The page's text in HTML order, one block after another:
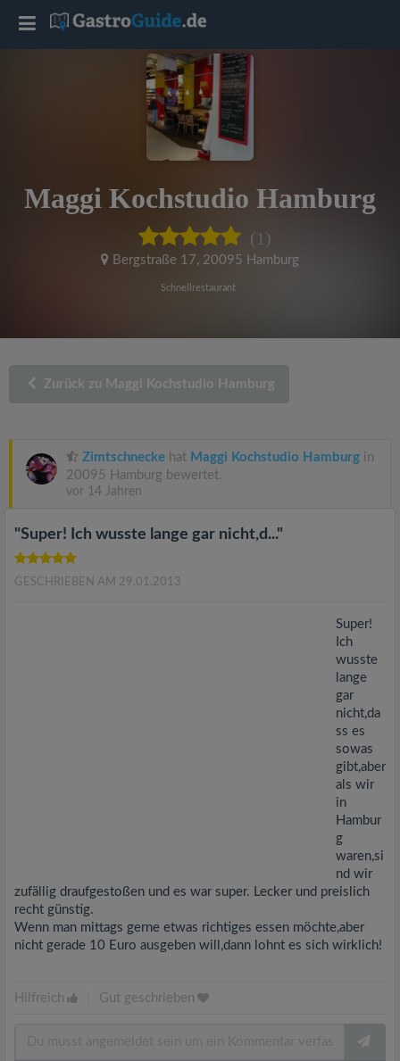
Maggi Kochstudio Hamburg
(1)
Bergstraße 17, 20095 Hamburg
Schnellrestaurant
Zurück zu Maggi Kochstudio Hamburg
Zimtschnecke hat Maggi Kochstudio Hamburg in
20095 Hamburg bewertet.
vor 14 Jahren
"Super! Ich wusste lange gar nicht,d..."
GESCHRIEBEN AM 29.01.2013
Super!
Ich
wusste
lange
gar
nicht,da
ss es
sowas
gibt,aber
als wir
in
Hambur
g
waren,si
nd wir
zufällig draufgestoßen und es war super. Lecker und preislich
recht günstig.
Wenn man mittags gerne etwas richtiges essen möchte,aber
nicht gerade 10 Euro ausgeben will,dann lohnt es sich wirklich!
Hilfreich Gut geschrieben
T
l
a
t